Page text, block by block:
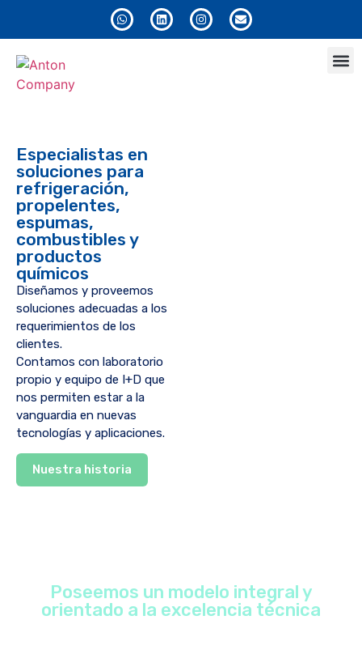
Especialistas en
soluciones para
refrigeración,
propelentes,
espumas,
combustibles y
productos
químicos
Diseñamos y proveemos
soluciones adecuadas a los
requerimientos de los
clientes.
Contamos con laboratorio
propio y equipo de I+D que
nos permiten estar a la
vanguardia en nuevas
tecnologías y aplicaciones.
Nuestra historia
Poseemos un modelo integral y
orientado a la excelencia técnica